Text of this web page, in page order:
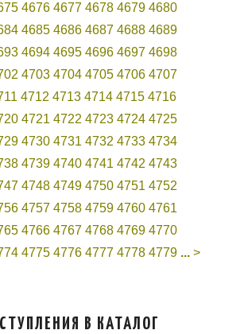
4676 4677 4678 4679 4680
4685 4686 4687 4688 4689
4694 4695 4696 4697 4698
4703 4704 4705 4706 4707
4712 4713 4714 4715 4716
4721 4722 4723 4724 4725
4730 4731 4732 4733 4734
4739 4740 4741 4742 4743
4748 4749 4750 4751 4752
4757 4758 4759 4760 4761
4766 4767 4768 4769 4770
4775 4776 4777 4778 4779 ... >
В КАТАЛОГ